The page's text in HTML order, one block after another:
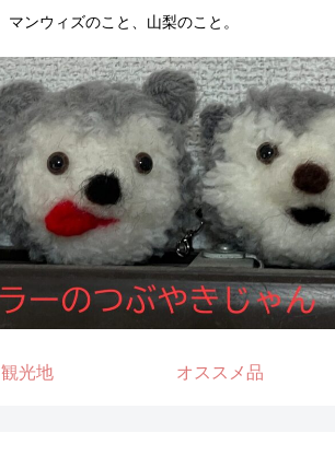
マンウィズのこと、山梨のこと。
観光地 オススメ品